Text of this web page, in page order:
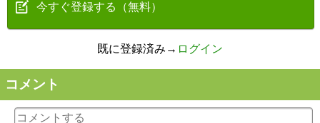
今すぐ登録する（無料）
既に登録済み→ ログイン
コメント